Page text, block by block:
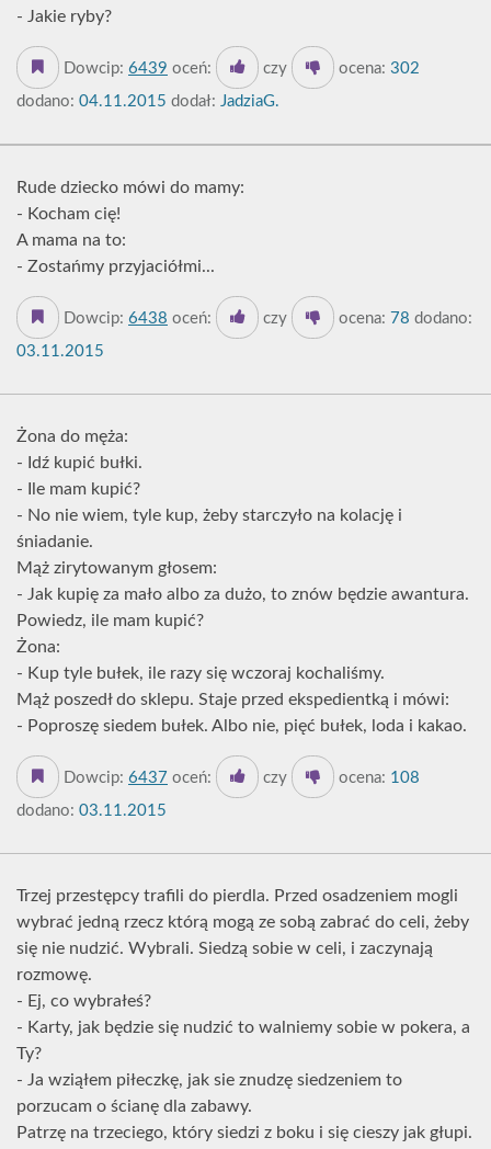
- Jakie ryby?
Dowcip: 6439 oceń: czy ocena: 302
dodano: 04.11.2015 dodał: JadziaG.
Rude dziecko mówi do mamy:
- Kocham cię!
A mama na to:
- Zostańmy przyjaciółmi...
Dowcip: 6438 oceń: czy ocena: 78 dodano:
03.11.2015
Żona do męża:
- Idź kupić bułki.
- Ile mam kupić?
- No nie wiem, tyle kup, żeby starczyło na kolację i
śniadanie.
Mąż zirytowanym głosem:
- Jak kupię za mało albo za dużo, to znów będzie awantura.
Powiedz, ile mam kupić?
Żona:
- Kup tyle bułek, ile razy się wczoraj kochaliśmy.
Mąż poszedł do sklepu. Staje przed ekspedientką i mówi:
- Poproszę siedem bułek. Albo nie, pięć bułek, loda i kakao.
Dowcip: 6437 oceń: czy ocena: 108
dodano: 03.11.2015
Trzej przestępcy trafili do pierdla. Przed osadzeniem mogli
wybrać jedną rzecz którą mogą ze sobą zabrać do celi, żeby
się nie nudzić. Wybrali. Siedzą sobie w celi, i zaczynają
rozmowę.
- Ej, co wybrałeś?
- Karty, jak będzie się nudzić to walniemy sobie w pokera, a
Ty?
- Ja wziąłem piłeczkę, jak sie znudzę siedzeniem to
porzucam o ścianę dla zabawy.
Patrzę na trzeciego, który siedzi z boku i się cieszy jak głupi.